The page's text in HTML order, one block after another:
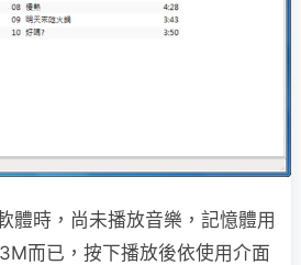
體時，尚未播放音樂，記憶體用
而已，按下播放後依使用介面